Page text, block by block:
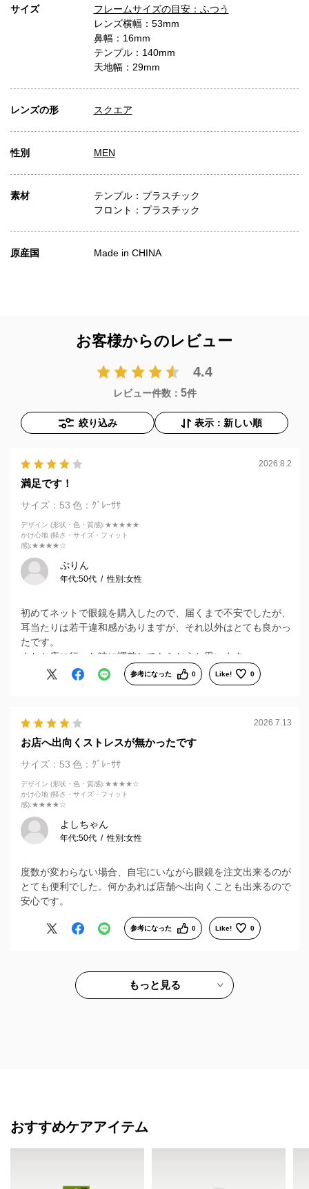
サイズ
フレームサイズの目安：ふつう
レンズ横幅：53mm
鼻幅：16mm
テンプル：140mm
天地幅：29mm
レンズの形 スクエア
性別 MEN
素材
テンプル：プラスチック
フロント：プラスチック
原産国 Made in CHINA
お客様からのレビュー
4.4
レビュー件数： 5件
絞り込み 表示：新しい順
2026.8.2
満足です！
サイズ：53 色：ｸﾞﾚｰｻｻ
デザイン (形状・色・質感):★★★★★
かけ心地 (軽さ・サイズ・フィット
感):★★★★☆
ぷりん
年代:50代 性別:女性
初めてネットで眼鏡を購入したので、届くまで不安でしたが、
耳当たりは若干違和感がありますが、それ以外はとても良かっ
たです。
またお店に行った時に調整してもらおうと思います。
参考になった 0 Like! 0
2026.7.13
お店へ出向くストレスが無かったです
サイズ：53 色：ｸﾞﾚｰｻｻ
デザイン (形状・色・質感):★★★★☆
かけ心地 (軽さ・サイズ・フィット
感):★★★★☆
よしちゃん
年代:50代 性別:女性
度数が変わらない場合、自宅にいながら眼鏡を注文出来るのが
とても便利でした。何かあれば店舗へ出向くことも出来るので
安心です。
参考になった 0 Like! 0
もっと見る
おすすめケアアイテム